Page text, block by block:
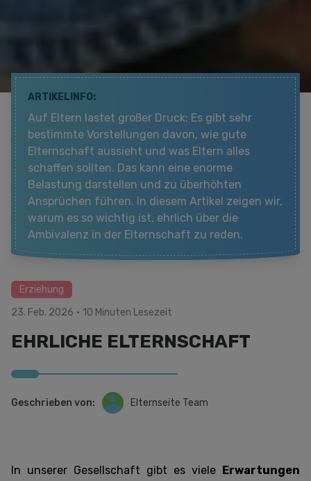
Erziehung
23. Feb. 2026 · 10 Minuten Lesezeit
EHRLICHE ELTERNSCHAFT
Geschrieben von: Elternseite Team
ARTIKELINFO:
Auf Eltern lastet großer Druck: Es gibt sehr
bestimmte Vorstellungen davon, wie gute
Elternschaft aussieht und was Eltern alles
schaffen sollten. Das kann eine enorme
Belastung darstellen und zu überhöhten
Ansprüchen führen. In diesem Artikel zeigen wir,
warum es so wichtig ist, ehrlich über die
Ambivalenz in der Elternschaft zu reden.
In unserer Gesellschaft gibt es viele
Erwartungen